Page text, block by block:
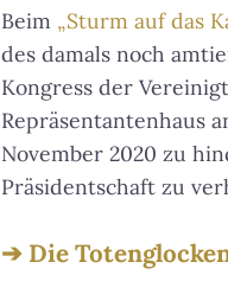
Beim „Sturm auf das
des damals noch
Kongress der
Repräsentantenhaus
November 2020 zu
Präsidentschaft zu
Die